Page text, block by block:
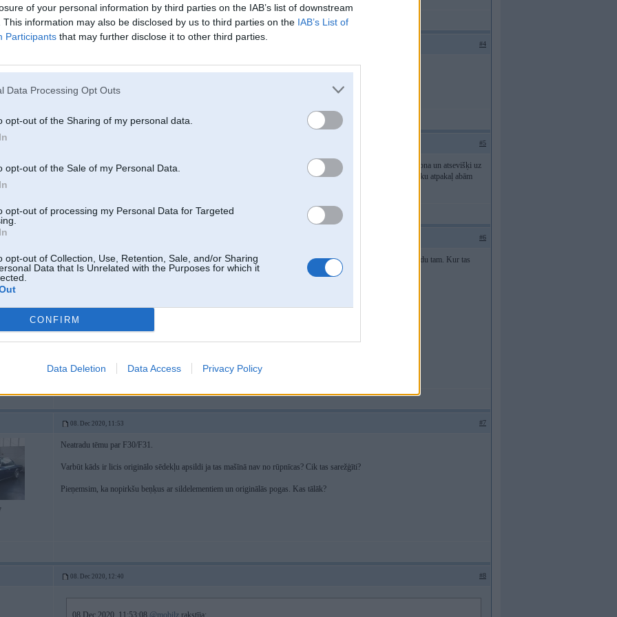
of your personal information by third parties on the IAB’s list of downstream
This information may also be disclosed by us to third parties on the IAB’s List of
Participants that may further disclose it to other third parties.
Data Processing Opt Outs
opt-out of the Sharing of my personal data.
opt-out of the Sale of my Personal Data.
opt-out of processing my Personal Data for Targeted
opt-out of Collection, Use, Retention, Sale, and/or Sharing
Data that Is Unrelated with the Purposes for which it
CONFIRM
Data Deletion Data Access Privacy Policy
#4
Izdevās atrisināt problēmu?
#5
Pāris dienas atpakaļ izjaucu vag grupas benķi ar apsildi,tas apsildes elements nāca virsū uz sēžamās daļas parolona un atsevišķi uz
atzveltnes paralona,viss bija viegli pielīmēts,noņēmu bez problēmām un arī jauno audumu bez problēmām uzvilku atpakaļ abām
#6
Man uz X3 FL tas pats, šofera puse nesilda. Kļūda ir sēdekļa Temp sensors, bet realoem u.c. nevarēju atrast kodu tam. Kur tas
sensors atrodas??
08. Dec 2020, 11:53 #7
Neatradu tēmu par F30/F31.
Varbūt kāds ir licis originālo sēdekļu apsildi ja tas mašīnā nav no rūpnīcas? Cik tas sarežģīti?
Pieņemsim, ka nopirkšu beņķus ar sildelementiem un originālās pogas. Kas tālāk?
08. Dec 2020, 12:40 #8
08 Dec 2020, 11:53:08 @mobilz rakstīja: